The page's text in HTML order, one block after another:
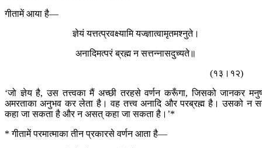
गीतामें आया है—
ज्ञेयं यत्तत्प्रवक्ष्यामि यज्ज्ञात्वामृतमश्नुते।
अनादिमत्परं ब्रह्म न सत्तन्नासदुच्यते॥
(१३।१२)
‘जो ज्ञेय है, उस तत्त्वका मैं अच्छी तरहसे वर्णन करूँगा, जिसको जानकर
अमरताका अनुभव कर लेता है। वह तत्त्व अनादि और परब्रह्म है। उसको न
कहा जा सकता है और न असत् कहा जा सकता है।’*
* गीतामें परमात्माका तीन प्रकारसे वर्णन आता है—